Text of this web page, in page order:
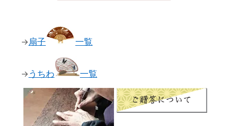
→扇子 一覧
→ うちわ 一覧